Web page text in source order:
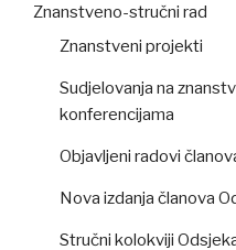
Znanstveno-stručni rad
Znanstveni projekti
Sudjelovanja na
konferencijama
Objavljeni radovi
Nova izdanja članova
Stručni kolokviji